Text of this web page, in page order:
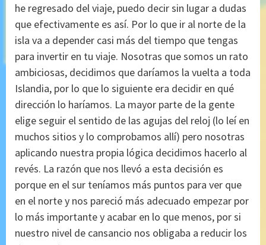
he regresado del viaje, puedo decir sin lugar a dudas
que efectivamente es así. Por lo que ir al norte de la
isla va a depender casi más del tiempo que tengas
para invertir en tu viaje. Nosotras que somos un rato
ambiciosas, decidimos que daríamos la vuelta a toda
Islandia, por lo que lo siguiente era decidir en qué
dirección lo haríamos. La mayor parte de la gente
elige seguir el sentido de las agujas del reloj (lo leí en
muchos sitios y lo comprobamos allí) pero nosotras
aplicando nuestra propia lógica decidimos hacerlo al
revés. La razón que nos llevó a esta decisión es
porque en el sur teníamos más puntos para ver que
en el norte y nos pareció más adecuado empezar por
lo más importante y acabar en lo que menos, por si
nuestro nivel de cansancio nos obligaba a reducir los